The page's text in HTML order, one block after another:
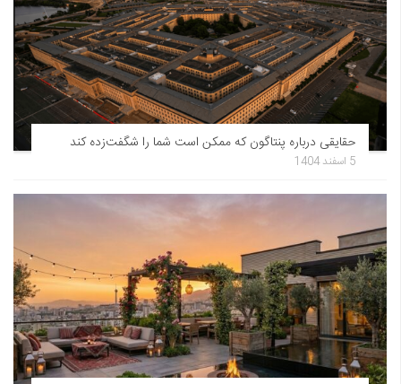
حقایقی درباره پنتاگون که ممکن است شما را شگفت‌زده کند
5 اسفند 1404